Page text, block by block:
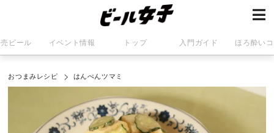
ビール イベント情報 トップ 入門ガイド ほろ酔い
おつまみレシピ はんぺんツマミ